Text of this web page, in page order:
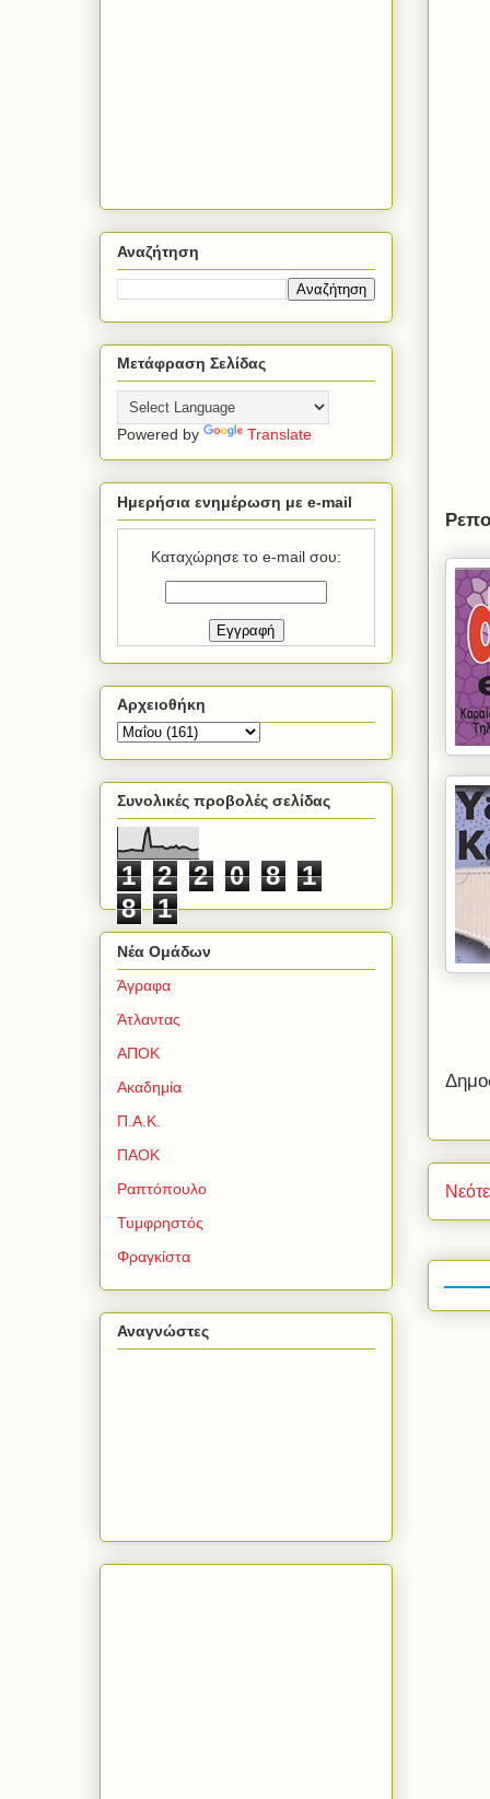
Αναζήτηση
Μετάφραση Σελίδας
Powered by Translate
Ημερήσια ενημέρωση με e-mail
Καταχώρησε το e-mail σου:
Αρχειοθήκη
Συνολικές προβολές σελίδας
1 2 2 0 8
1
8
1
Νέα Ομάδων
Άγραφα
Άτλαντας
ΑΠΟΚ
Ακαδημία
Π.Α.Κ.
ΠΑΟΚ
Ραπτόπουλο
Τυμφρηστός
Φραγκίστα
Αναγνώστες